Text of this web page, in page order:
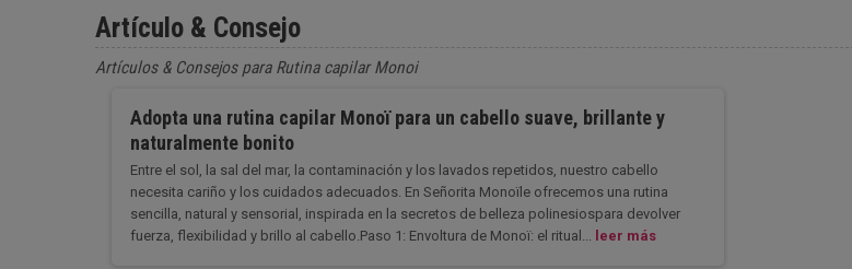
Artículo & Consejo
Artículos & Consejos para Rutina capilar Monoi
Adopta una rutina capilar Monoï para un cabello suave, brillante y
naturalmente bonito
Entre el sol, la sal del mar, la contaminación y los lavados repetidos, nuestro cabello
necesita cariño y los cuidados adecuados. En Señorita Monoïle ofrecemos una rutina
sencilla, natural y sensorial, inspirada en la secretos de belleza polinesiospara devolver
fuerza, flexibilidad y brillo al cabello.Paso 1: Envoltura de Monoï: el ritual... leer más